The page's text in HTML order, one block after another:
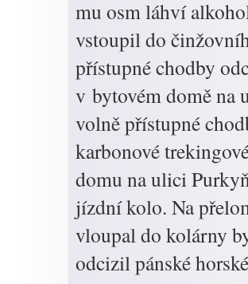
mu osm láhví
vstoupil do
přístupné chodby
v bytovém domě na
volně přístupné
karbonové
domu na ulici
jízdní kolo. Na
vloupal do kolárny
odcizil pánské